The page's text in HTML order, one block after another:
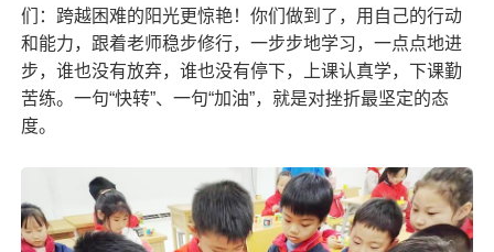
们：跨越困难的阳光更惊艳！你们做到了，用自己的行动
和能力，跟着老师稳步修行，一步步地学习，一点点地进
步，谁也没有放弃，谁也没有停下，上课认真学，下课勤
苦练。一句“快转”、一句“加油”，就是对挫折最坚定的态
度。